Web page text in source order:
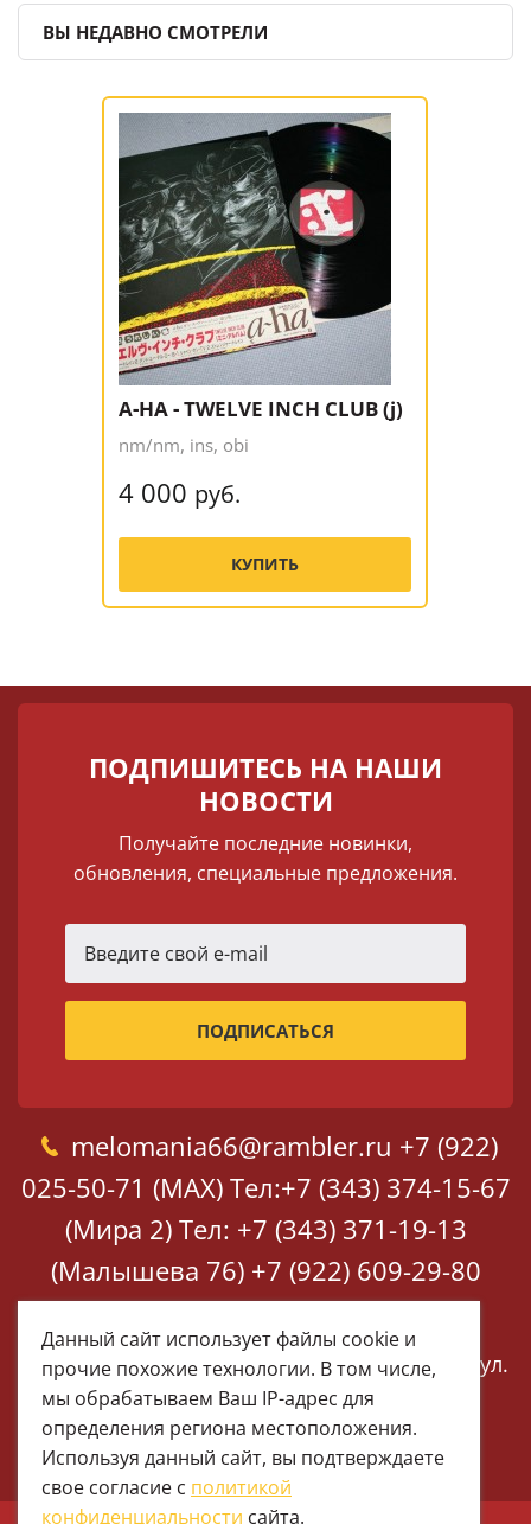
ВЫ НЕДАВНО СМОТРЕЛИ
A-HA - TWELVE INCH CLUB (j)
nm/nm, ins, obi
4 000 руб.
КУПИТЬ
ПОДПИШИТЕСЬ НА НАШИ
НОВОСТИ
Получайте последние новинки,
обновления, специальные предложения.
melomania66@rambler.ru +7 (922)
025-50-71 (MAX) Тел:+7 (343) 374-15-67
(Мира 2) Тел: +7 (343) 371-19-13
(Малышева 76) +7 (922) 609-29-80
(MAX)
Екатеринбург, ул. Мира 2
Екатеринбург, ул.
Малышева 76
Данный сайт использует файлы cookie и
прочие похожие технологии. В том числе,
мы обрабатываем Ваш IP-адрес для
определения региона местоположения.
Используя данный сайт, вы подтверждаете
свое согласие с политикой
конфиденциальности сайта.